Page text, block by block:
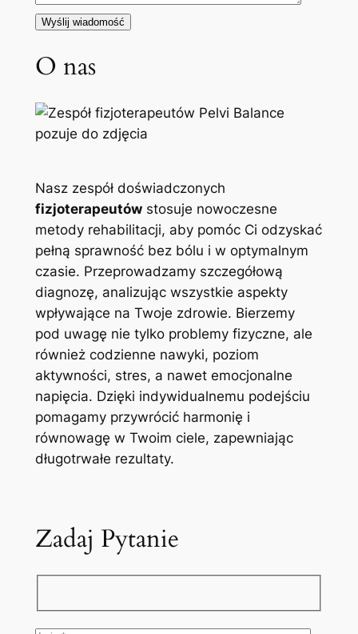
O nas
Nasz zespół doświadczonych
fizjoterapeutówstosuje nowoczesne
metody rehabilitacji, aby pomóc Ci odzyskać
pełną sprawność bez bólu i w optymalnym
czasie. Przeprowadzamy szczegółową
diagnozę, analizując wszystkie aspekty
wpływające na Twoje zdrowie. Bierzemy
pod uwagę nie tylko problemy fizyczne, ale
również codzienne nawyki, poziom
aktywności, stres, a nawet emocjonalne
napięcia. Dzięki indywidualnemu podejściu
pomagamy przywrócić harmonię i
równowagę w Twoim ciele, zapewniając
długotrwałe rezultaty.
Zadaj Pytanie